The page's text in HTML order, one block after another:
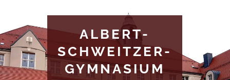
ALBERT-
SCHWEITZER-
GYMNASIUM